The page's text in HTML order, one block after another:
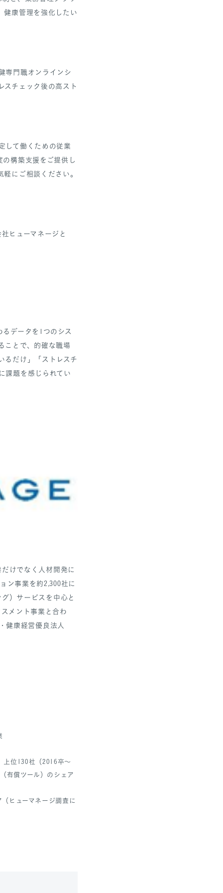
健康管理を強化したい
専門職オンラインシ
スチェック後の高スト
して働くための従業
構築支援をご提供し
にご相談ください。
ヒューマネージと
データを1つのシス
ことで、的確な職場
るだけ」「ストレスチ
課題を感じられてい
けでなく人材開発に
ン事業を約2,300社に
）サービスを中心と
メント事業と合わ
健康経営優良法人
上位130社（2016卒～
有償ツール）のシェア
ヒューマネージ調査に